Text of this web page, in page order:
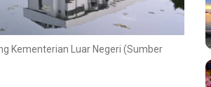
Kementerian Luar Negeri (Sumber